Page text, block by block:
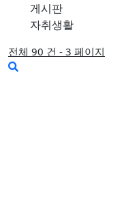
게시판
자취생활
전체 90 건 - 3 페이지